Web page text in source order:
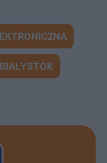
BIAŁYSTOK